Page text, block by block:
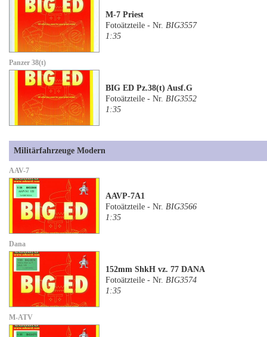
M-7 Priest
Fotoätzteile - Nr. BIG3557
1:35
Panzer 38(t)
BIG ED Pz.38(t) Ausf.G
Fotoätzteile - Nr. BIG3552
1:35
Militärfahrzeuge Modern
AAV-7
AAVP-7A1
Fotoätzteile - Nr. BIG3566
1:35
Dana
152mm ShkH vz. 77 DANA
Fotoätzteile - Nr. BIG3574
1:35
M-ATV